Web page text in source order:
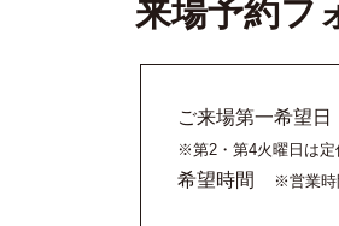
来場予約フ
ご来場第一希望日
※第2・第4火曜日は定
希望時間 ※営業時